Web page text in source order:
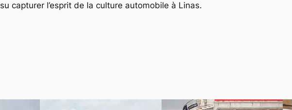
su capturer l’esprit de la culture automobile à Linas.